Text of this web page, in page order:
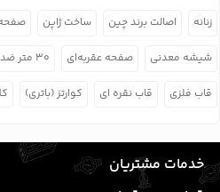
زنانه اصالت برند چین ساخت ژاپن
شیشه معدنی صفحه عقربه‌ای ۳۰ متر ضد آب
قاب فلزی قاب نقره ای کوارتز (باتری)
خدمات مشتریان